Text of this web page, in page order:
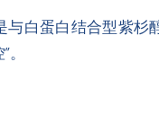
白蛋白结合型紫杉